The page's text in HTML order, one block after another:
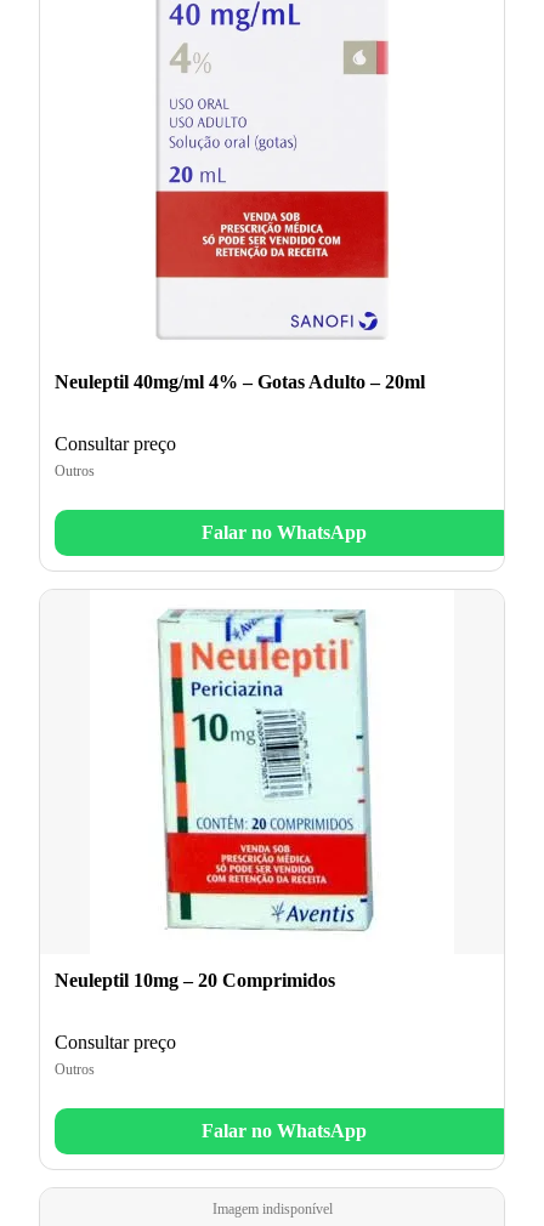
Neuleptil 40mg/ml 4% – Gotas Adulto – 20ml
Consultar preço
Outros
Falar no WhatsApp
Neuleptil 10mg – 20 Comprimidos
Consultar preço
Outros
Falar no WhatsApp
Imagem indisponível